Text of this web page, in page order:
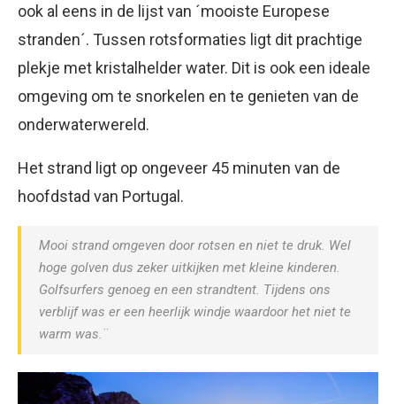
ook al eens in de lijst van ´mooiste Europese
stranden´. Tussen rotsformaties ligt dit prachtige
plekje met kristalhelder water. Dit is ook een ideale
omgeving om te snorkelen en te genieten van de
onderwaterwereld.
Het strand ligt op ongeveer 45 minuten van de
hoofdstad van Portugal.
Mooi strand omgeven door rotsen en niet te druk. Wel
hoge golven dus zeker uitkijken met kleine kinderen.
Golfsurfers genoeg en een strandtent. Tijdens ons
verblijf was er een heerlijk windje waardoor het niet te
warm was.¨